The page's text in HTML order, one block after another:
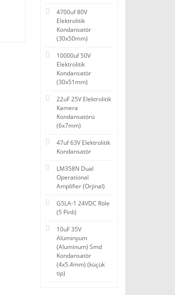
4700uf 80V
Elektrolitik
Kondansatör
(30x50mm)
10000uf 50V
Elektrolitik
Kondansatör
(30x51mm)
22uF 25V Elektrolitik
Kamera
Kondansatörü
(6x7mm)
47uf 63V Elektrolitik
Kondansatör
LM358N Dual
Operational
Amplifier (Orjinal)
G5LA-1 24VDC Röle
(5 Pinli)
10uF 35V
Alüminyum
(Aluminum) Smd
Kondansatör
(4x5.4mm) (küçük
tip)